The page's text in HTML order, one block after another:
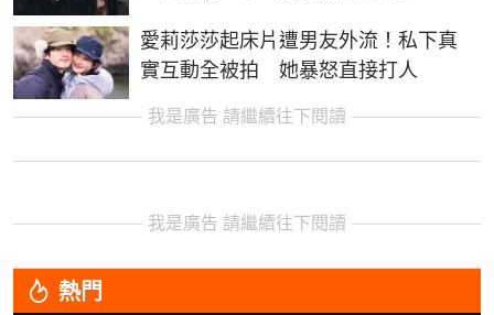
愛莉莎莎起床片遭男友外流！私下真
實互動全被拍 她暴怒直接打人
我是廣告 請繼續往下閱讀
我是廣告 請繼續往下閱讀
熱門